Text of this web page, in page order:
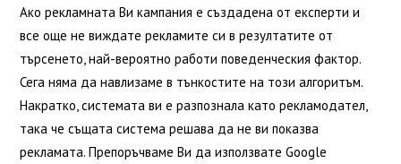
Ако рекламната Ви кампания е създадена от експерти и
все още не виждате рекламите си в резултатите от
търсенето, най-вероятно работи поведенческия фактор.
Сега няма да навлизаме в тънкостите на този алгоритъм.
Накратко, системата ви е разпознала като рекламодател,
така че същата система решава да не ви показва
рекламата. Препоръчваме Ви да използвате Google